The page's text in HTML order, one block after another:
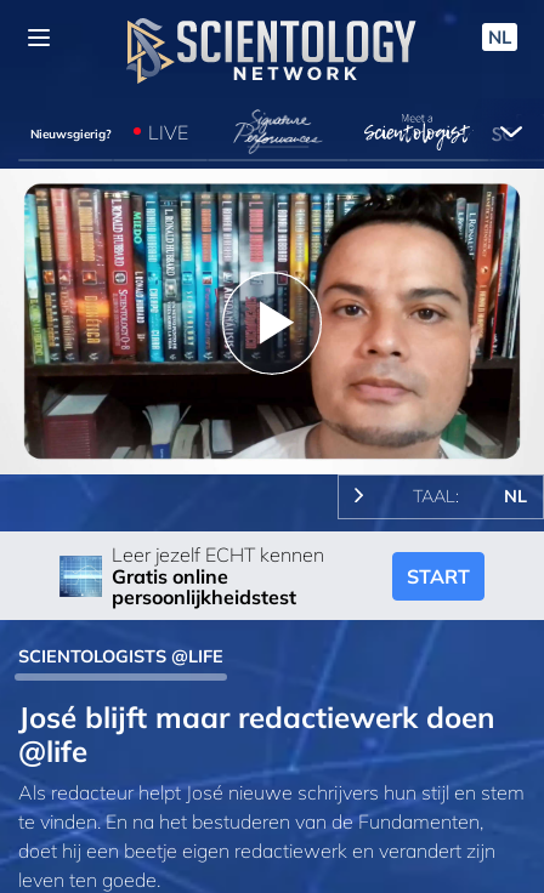
NL
Nieuwsgierig? LIVE
Play
Video
TAAL: NL
Leer jezelf ECHT kennen
Gratis online
persoonlijkheidstest
START
SCIENTOLOGISTS @LIFE
José blijft maar redactiewerk doen
@life
Als redacteur helpt José nieuwe schrijvers hun stijl en stem
te vinden. En na het bestuderen van de Fundamenten,
doet hij een beetje eigen redactiewerk en verandert zijn
leven ten goede.